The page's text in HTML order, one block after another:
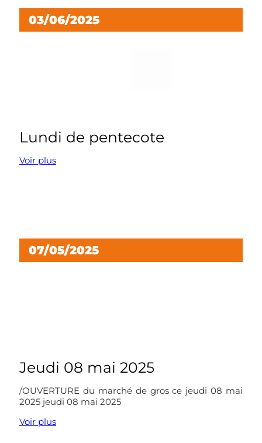
03/06/2025
Lundi de pentecote
Voir plus
07/05/2025
Jeudi 08 mai 2025
/OUVERTURE du marché de gros ce jeudi 08 mai
2025 jeudi 08 mai 2025
Voir plus